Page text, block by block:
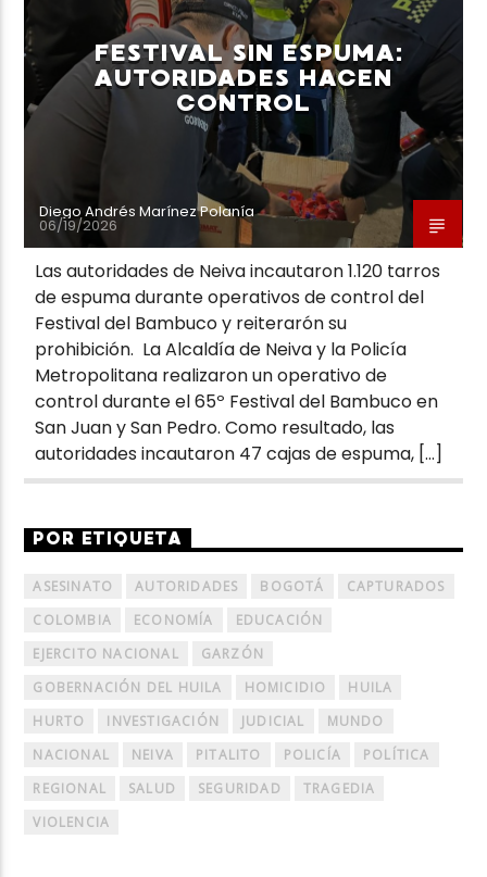
Neiva Estereo
FESTIVAL SIN ESPUMA:
AUTORIDADES HACEN
CONTROL
Diego Andrés Marínez Polanía
06/19/2026
Las autoridades de Neiva incautaron 1.120 tarros
de espuma durante operativos de control del
Festival del Bambuco y reiterarón su
prohibición. La Alcaldía de Neiva y la Policía
Metropolitana realizaron un operativo de
control durante el 65º Festival del Bambuco en
San Juan y San Pedro. Como resultado, las
autoridades incautaron 47 cajas de espuma, […]
POR ETIQUETA
ASESINATO AUTORIDADES BOGOTÁ
CAPTURADOS
COLOMBIA
ECONOMÍA
EDUCACIÓN
EJERCITO NACIONAL
GARZÓN
GOBERNACIÓN DEL HUILA
HOMICIDIO
HUILA
HURTO
INVESTIGACIÓN JUDICIAL
MUNDO
NACIONAL
NEIVA PITALITO POLICÍA
POLÍTICA
REGIONAL
SALUD SEGURIDAD
TRAGEDIA
VIOLENCIA